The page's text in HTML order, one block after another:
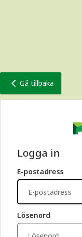
Gå tillbaka
Logga in
E-postadress
Lösenord